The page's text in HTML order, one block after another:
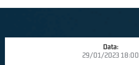
Data:
29/01/2023 18:00